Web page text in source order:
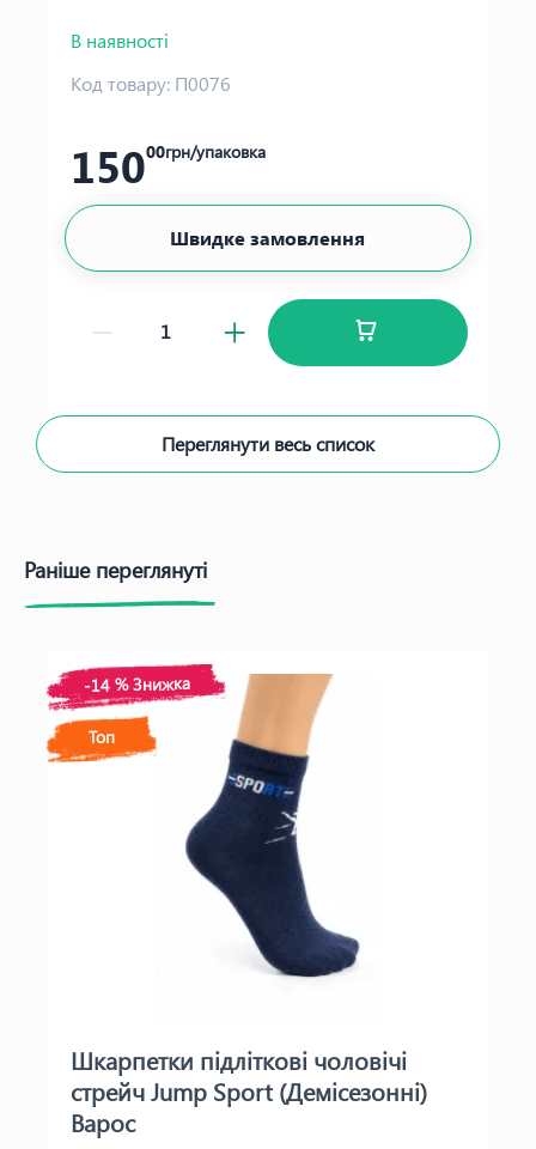
В наявності
Код товару: П0076
15000грн/упаковка
Швидке замовлення
Переглянути весь список
Раніше переглянуті
Топ
-14 % Знижка
Шкарпетки підліткові чоловічі
стрейч Jump Sport (Демісезонні)
Варос